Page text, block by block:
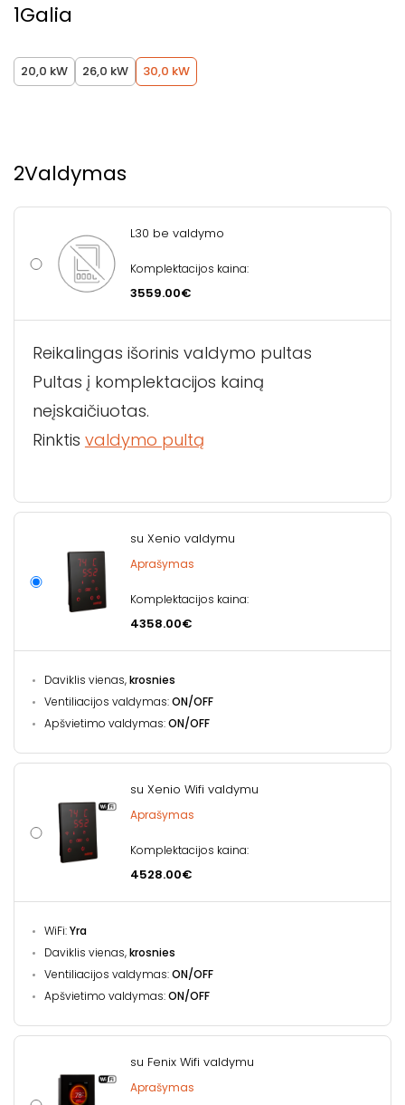
1Galia
20,0 kW 26,0 kW 30,0 kW
2Valdymas
L30 be valdymo
Komplektacijos kaina:
3559.00€
Reikalingas išorinis valdymo pultas
Pultas į komplektacijos kainą
neįskaičiuotas.
Rinktis valdymo pultą
su Xenio valdymu
Aprašymas
Komplektacijos kaina:
4358.00€
Daviklis vienas,krosnies
Ventiliacijos valdymas:ON/OFF
Apšvietimo valdymas:ON/OFF
su Xenio Wifi valdymu
Aprašymas
Komplektacijos kaina:
4528.00€
WiFi:Yra
Daviklis vienas,krosnies
Ventiliacijos valdymas:ON/OFF
Apšvietimo valdymas:ON/OFF
su Fenix Wifi valdymu
Aprašymas